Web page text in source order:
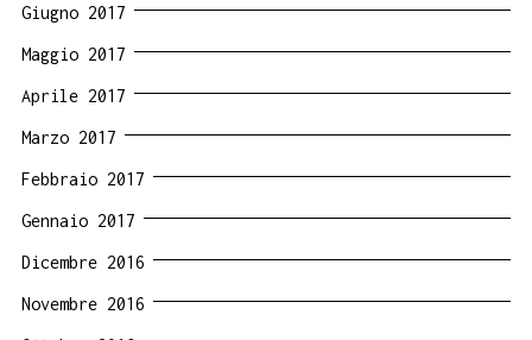
Giugno 2017
Maggio 2017
Aprile 2017
Marzo 2017
Febbraio 2017
Gennaio 2017
Dicembre 2016
Novembre 2016